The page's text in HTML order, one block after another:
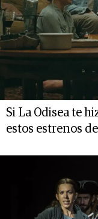
Si La Odisea te
estos estrenos